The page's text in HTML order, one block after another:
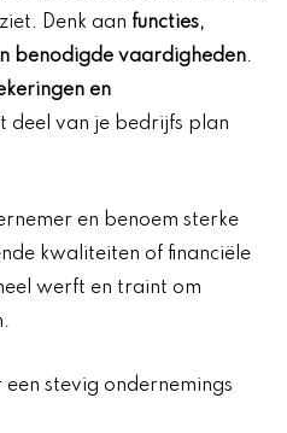
Denk aan functies,
benodigde vaardigheden.
en
deel van je bedrijfs plan
en benoem sterke
kwaliteiten of financiële
werft en traint om
stevig ondernemings